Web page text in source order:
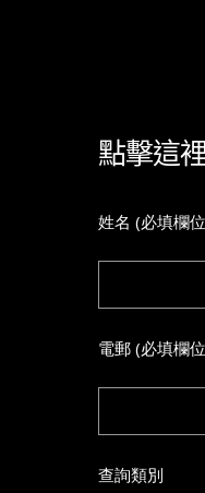
點擊這
姓名 (必填欄
電郵 (必填欄
查詢類別